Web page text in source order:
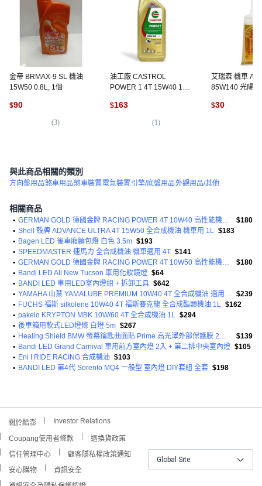
金帝 BRMAX-9 SL 機油
15W50 0.8L, 1個
$90
(3)
油工廠 CASTROL
POWER 1 4T 15W40 1L
公司貨, 1個, POWER 1
$163
(1)
艾瑞森 機車
85W140 光陽
1個, 180CC齒
$30
與此商品相關的類別
方向盤用品煞車用品煞車裝置 電氣裝置 引擎/底盤用品外觀用品/其他
相關商品
• GERMAN GOLD 德國金牌 RACING POWER 4T 10W40 高性能機車機油
$180
• Shell 殼牌 ADVANCE ULTRA 4T 15W50 全合成機油 機車用 1L $183
• Bagen LED 後車廂麵包燈 白色 3.5m $193
• SPEEDMASTER 速馬力 全合成機油 機車適用 4T $141
•
GERMAN GOLD 德國金牌 RACING POWER 4T 10W50 高性能機車機油 1公升
$180
• Bandi LED All New Tucson 車用化妝鏡燈 $64
• BANDI LED 車用LED室內燈組 + 拆卸工具 $642
•
YAMAHA 山葉 YAMALUBE PREMIUM 10W40 4T 全合成機油 適用於摩托車
$239
• FUCHS 福斯 silkolene 10W40 4T 福斯賽克龍 全合成酯類機油 1L $162
• pakelo KRYPTON MBK 10W/60 4T 全合成機油 1L $294
• 後車箱用軟式LED燈條 白燈 5m $267
•
Healing Shield BMW 螢幕鑰匙曲面貼 Prime 高光澤外部保護膜 2片組
$139
• Bandi LED Grand Carnival 車用前方室內燈 2入 + 第二排中央室內燈 $105
• Eni I RIDE RACING 合成機油 $103
• BANDI LED 第4代 Sorento MQ4 一般型 室內燈 DIY套組 全套 $198
關於酷澎 Investor Relations
Coupang使用者條款
退換貨政策
信任管理中心
顧客隱私權政策通知
安心購物
資訊安全
Global Site